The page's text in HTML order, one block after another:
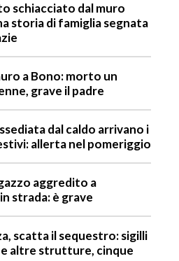
schiacciato dal muro
storia di famiglia segnata
a Bono: morto un
grave il padre
dal caldo arrivano i
allerta nel pomeriggio
aggredito a
strada: è grave
scatta il sequestro: sigilli
e altre strutture, cinque